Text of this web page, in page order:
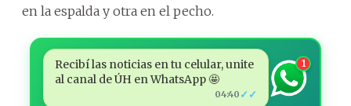
en la espalda y otra en el pecho.
Recibí las noticias en tu celular, unite
al canal de ÚH en WhatsApp 🤩
04:40 ✓✓
1